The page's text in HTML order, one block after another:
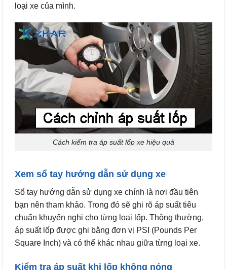
loại xe của mình.
Cách kiểm tra áp suất lốp xe hiệu quả
Xem sổ tay hướng dẫn sử dụng xe
Sổ tay hướng dẫn sử dụng xe chính là nơi đầu tiên
bạn nên tham khảo. Trong đó sẽ ghi rõ áp suất tiêu
chuẩn khuyến nghị cho từng loại lốp. Thông thường,
áp suất lốp được ghi bằng đơn vị PSI (Pounds Per
Square Inch) và có thể khác nhau giữa từng loại xe.
Kiểm tra áp suất khi lốp không nóng